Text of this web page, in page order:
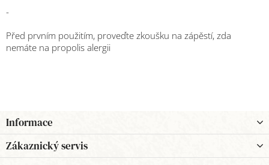
-
Před prvním použitím, proveďte zkoušku na zápěstí, zda
nemáte na propolis alergii
á
p
a
Informace
Zákaznický servis